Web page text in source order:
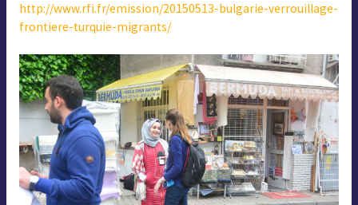
http://www.rfi.fr/emission/20150513-bulgarie-verrouillage-
frontiere-turquie-migrants/